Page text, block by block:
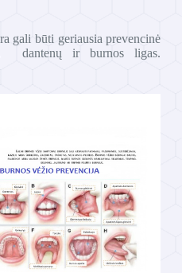
gali būti geriausia prevencinė
dantenų ir burnos ligas.